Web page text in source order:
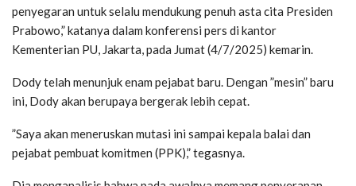
penyegaran untuk selalu mendukung penuh asta cita Presiden
Prabowo,” katanya dalam konferensi pers di kantor
Kementerian PU, Jakarta, pada Jumat (4/7/2025) kemarin.
Dody telah menunjuk enam pejabat baru. Dengan ”mesin” baru
ini, Dody akan berupaya bergerak lebih cepat.
”Saya akan meneruskan mutasi ini sampai kepala balai dan
pejabat pembuat komitmen (PPK),” tegasnya.